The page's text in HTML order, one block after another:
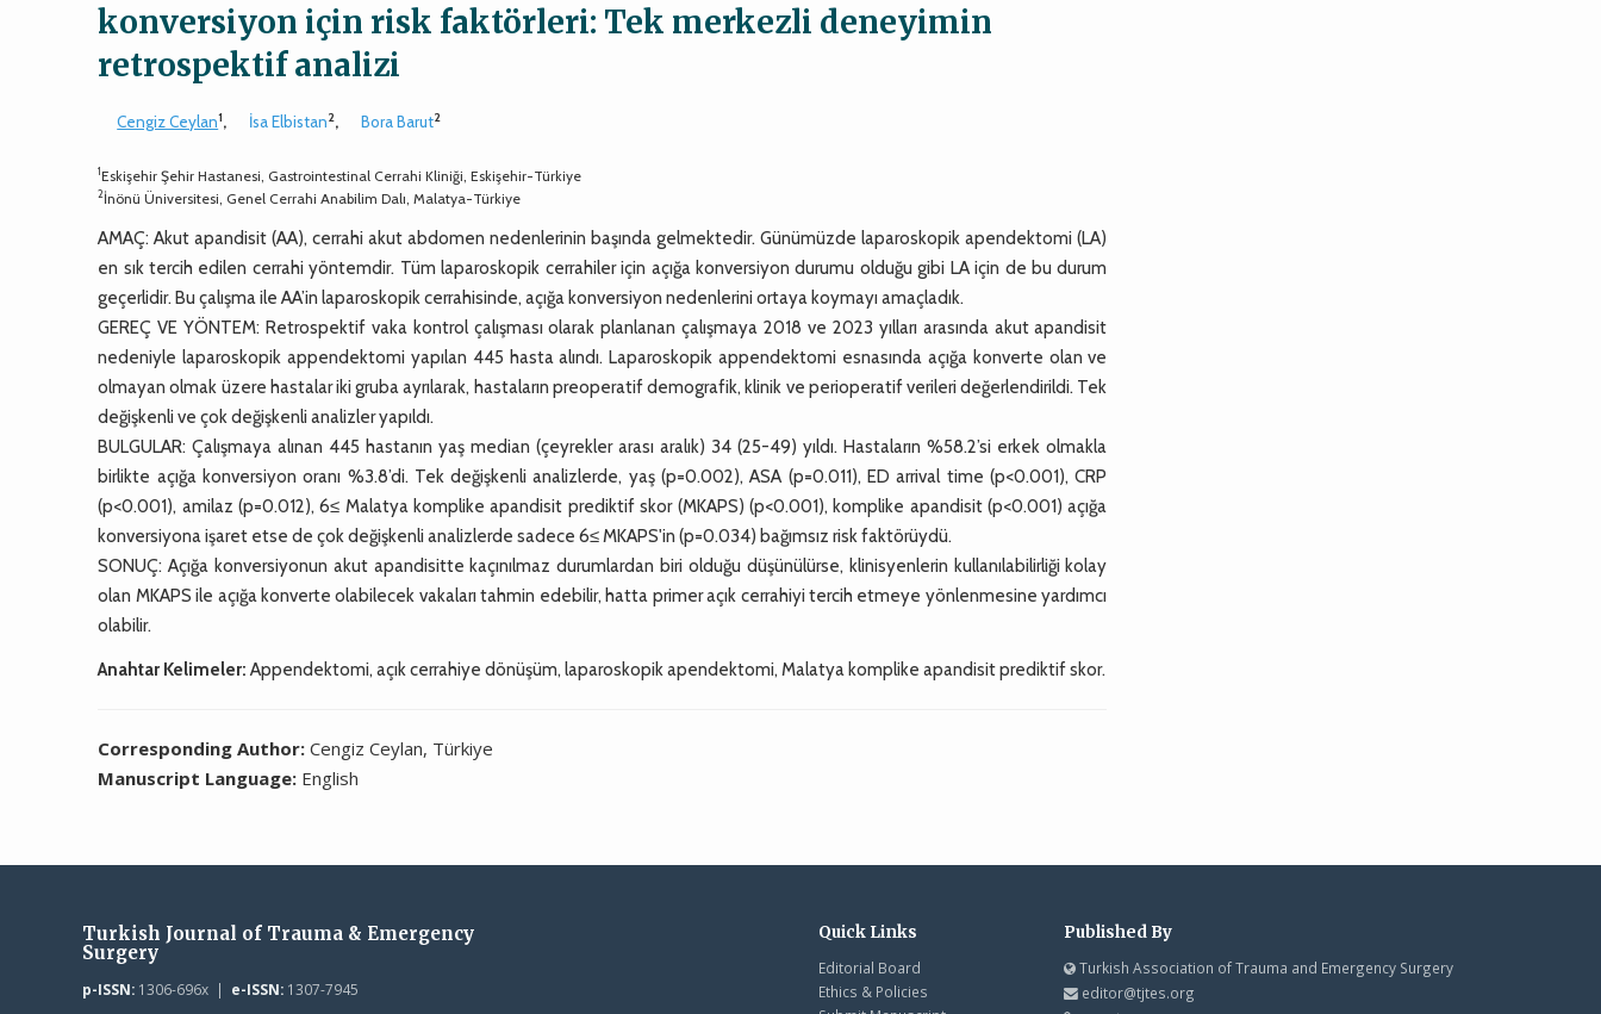
konversiyon için risk faktörleri: Tek merkezli deneyimin
retrospektif analizi
Cengiz Ceylan1, İsa Elbistan2, Bora Barut2
1Eskişehir Şehir Hastanesi, Gastrointestinal Cerrahi Kliniği, Eskişehir-Türkiye
2İnönü Üniversitesi, Genel Cerrahi Anabilim Dalı, Malatya-Türkiye
AMAÇ: Akut apandisit (AA), cerrahi akut abdomen nedenlerinin başında gelmektedir. Günümüzde laparoskopik apendektomi (LA)
en sık tercih edilen cerrahi yöntemdir. Tüm laparoskopik cerrahiler için açığa konversiyon durumu olduğu gibi LA için de bu durum
geçerlidir. Bu çalışma ile AA’in laparoskopik cerrahisinde, açığa konversiyon nedenlerini ortaya koymayı amaçladık.
GEREÇ VE YÖNTEM: Retrospektif vaka kontrol çalışması olarak planlanan çalışmaya 2018 ve 2023 yılları arasında akut apandisit
nedeniyle laparoskopik appendektomi yapılan 445 hasta alındı. Laparoskopik appendektomi esnasında açığa konverte olan ve
olmayan olmak üzere hastalar iki gruba ayrılarak, hastaların preoperatif demografik, klinik ve perioperatif verileri değerlendirildi. Tek
değişkenli ve çok değişkenli analizler yapıldı.
BULGULAR: Çalışmaya alınan 445 hastanın yaş median (çeyrekler arası aralık) 34 (25-49) yıldı. Hastaların %58.2’si erkek olmakla
birlikte açığa konversiyon oranı %3.8’di. Tek değişkenli analizlerde, yaş (p=0.002), ASA (p=0.011), ED arrival time (p<0.001), CRP
(p<0.001), amilaz (p=0.012), 6≤ Malatya komplike apandisit prediktif skor (MKAPS) (p<0.001), komplike apandisit (p<0.001) açığa
konversiyona işaret etse de çok değişkenli analizlerde sadece 6≤ MKAPS'in (p=0.034) bağımsız risk faktörüydü.
SONUÇ: Açığa konversiyonun akut apandisitte kaçınılmaz durumlardan biri olduğu düşünülürse, klinisyenlerin kullanılabilirliği kolay
olan MKAPS ile açığa konverte olabilecek vakaları tahmin edebilir, hatta primer açık cerrahiyi tercih etmeye yönlenmesine yardımcı
olabilir.
Anahtar Kelimeler: Appendektomi, açık cerrahiye dönüşüm, laparoskopik apendektomi, Malatya komplike apandisit prediktif skor.
Corresponding Author:Cengiz Ceylan, Türkiye
Manuscript Language: English
Turkish Journal of Trauma & Emergency
Surgery
p-ISSN:1306-696x | e-ISSN:1307-7945
Quick Links
Editorial Board
Ethics & Policies
Published By
Turkish Association of Trauma and Emergency Surgery
editor@tjtes.org